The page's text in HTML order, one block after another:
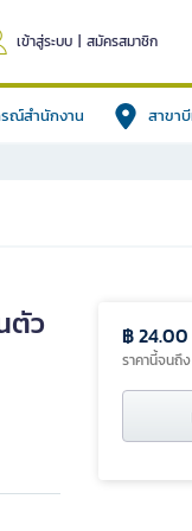
เข้าสู่ระบบ | สมัครสมาชิก
รณ์สำนักงาน สาขา
ตัว
฿ 24.00
ราคานี้จนถึ